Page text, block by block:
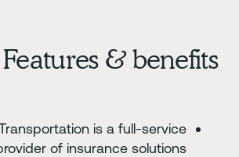
Features &
RLI Transportation is a full-service
provider of insurance solutions